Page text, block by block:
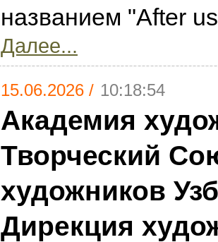
названием "After
Далее...
15.06.2026 / 10:18:54
Академия
Творческий
художников
Дирекция